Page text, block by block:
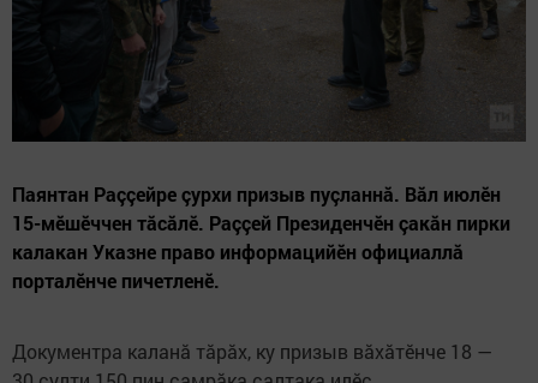
Паянтан Раççейре çурхи призыв пуçланнă. Вăл июлӗн
15-мӗшӗччен тăсăлӗ. Раççей Президенчӗн çакăн пирки
калакан Указне право информацийӗн официаллă
порталӗнче пичетленӗ.
Документра каланă тăрăх, ку призыв вăхăтӗнче 18 —